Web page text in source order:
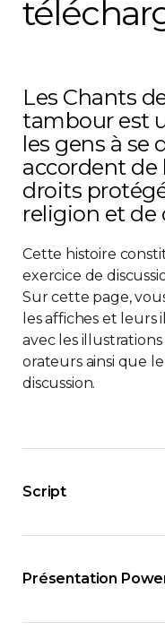
Les Chants
tambour est
les gens à se
accordent de
droits
religion et de
Cette histoire
exercice de
Sur cette page,
les affiches et
avec les
orateurs ainsi que
discussion.
Script
Présentation